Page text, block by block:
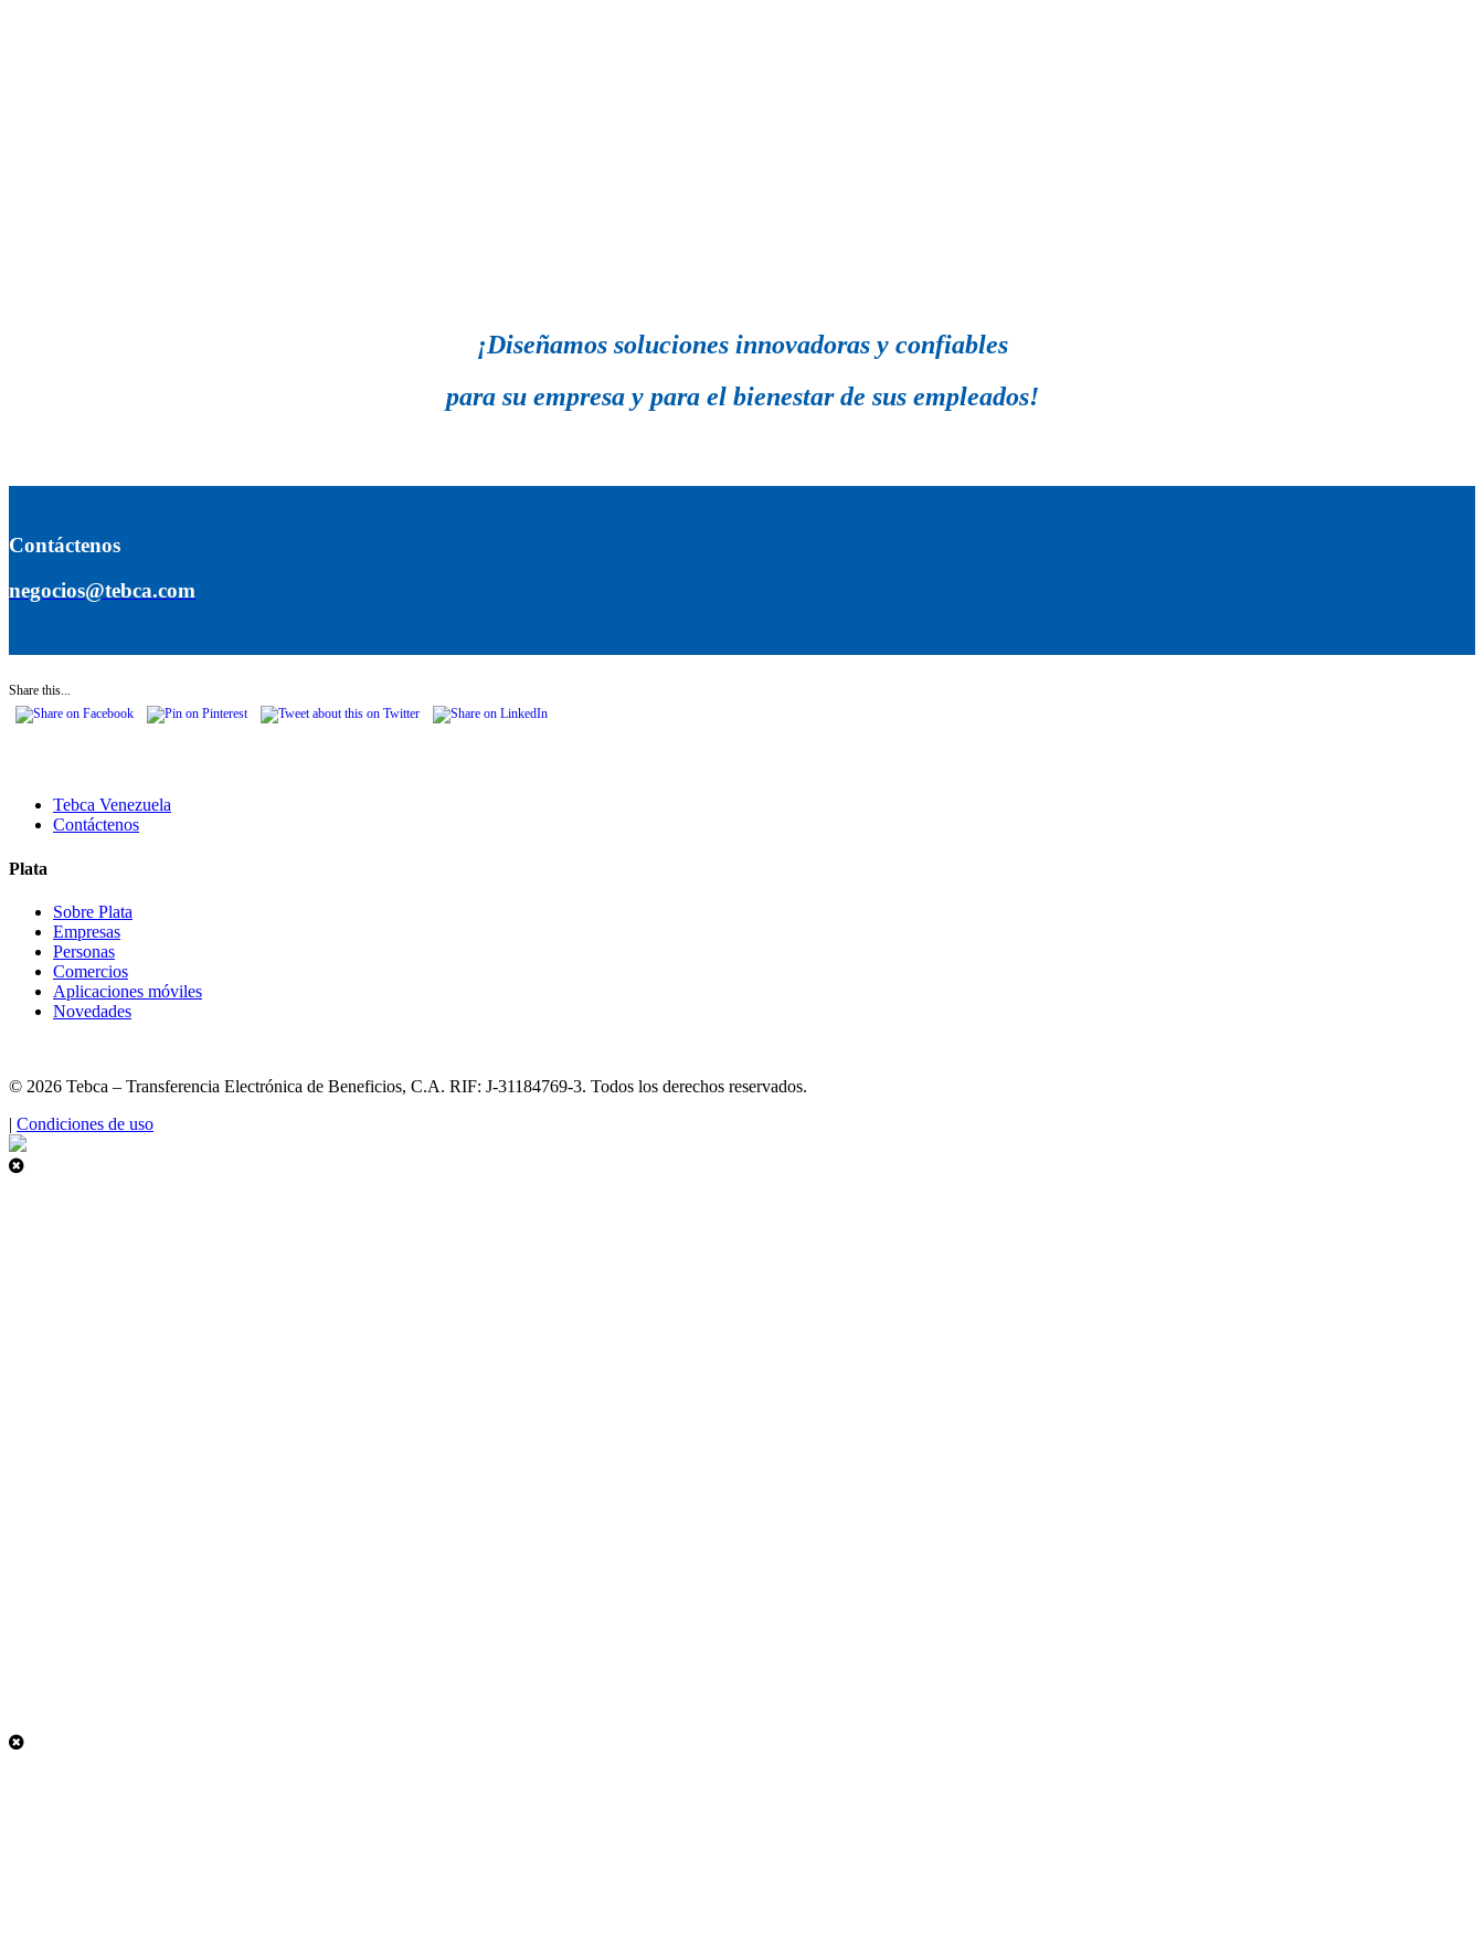
¡Diseñamos soluciones innovadoras y confiables
para su empresa y para el bienestar de sus empleados!
Contáctenos
negocios@tebca.com
Share this...
Tebca Venezuela
Contáctenos
Plata
Sobre Plata
Empresas
Personas
Comercios
Aplicaciones móviles
Novedades
© 2026 Tebca – Transferencia Electrónica de Beneficios, C.A. RIF: J-31184769-3. Todos los derechos reservados.
| Condiciones de uso